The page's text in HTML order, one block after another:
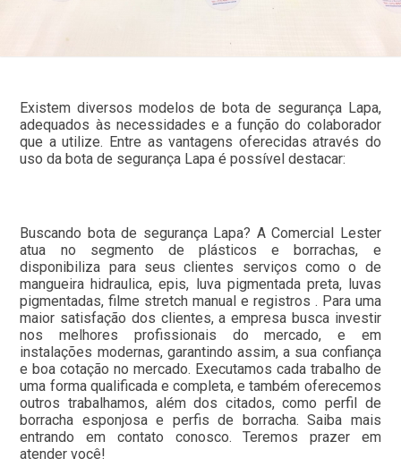
Existem diversos modelos de bota de segurança Lapa,
adequados às necessidades e a função do colaborador
que a utilize. Entre as vantagens oferecidas através do
uso da bota de segurança Lapa é possível destacar:
Buscando bota de segurança Lapa? A Comercial Lester
atua no segmento de plásticos e borrachas, e
disponibiliza para seus clientes serviços como o de
mangueira hidraulica, epis, luva pigmentada preta, luvas
pigmentadas, filme stretch manual e registros . Para uma
maior satisfação dos clientes, a empresa busca investir
nos melhores profissionais do mercado, e em
instalações modernas, garantindo assim, a sua confiança
e boa cotação no mercado. Executamos cada trabalho de
uma forma qualificada e completa, e também oferecemos
outros trabalhamos, além dos citados, como perfil de
borracha esponjosa e perfis de borracha. Saiba mais
entrando em contato conosco. Teremos prazer em
atender você!